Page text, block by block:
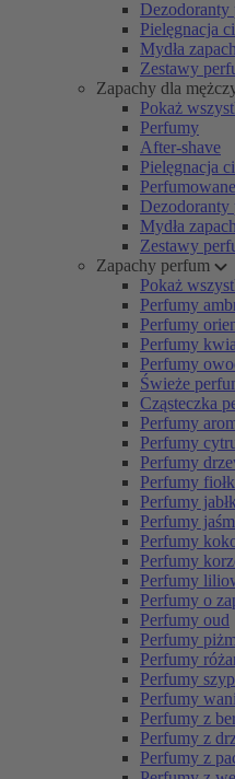
Dezodoranty
Pielęgnacja
Mydła
Zestawy
Zapachy dla
Pokaż
Perfumy
After-shave
Pielęgnacja
Dezodoranty
Mydła
Zestawy
Zapachy perfum
Pokaż
Perfumy
Perfumy
Perfumy
Perfumy
Świeże
Cząsteczka
Perfumy
Perfumy
Perfumy
Perfumy
Perfumy
Perfumy
Perfumy
Perfumy
Perfumy
Perfumy o
Perfumy oud
Perfumy
Perfumy
Perfumy
Perfumy
Perfumy z
Perfumy z
Perfumy z